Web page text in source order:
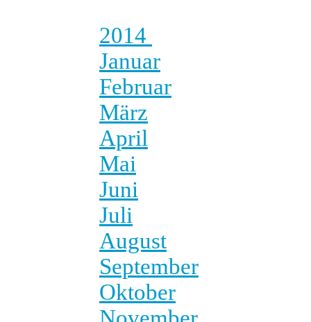
2014
Januar
Februar
März
April
Mai
Juni
Juli
August
September
Oktober